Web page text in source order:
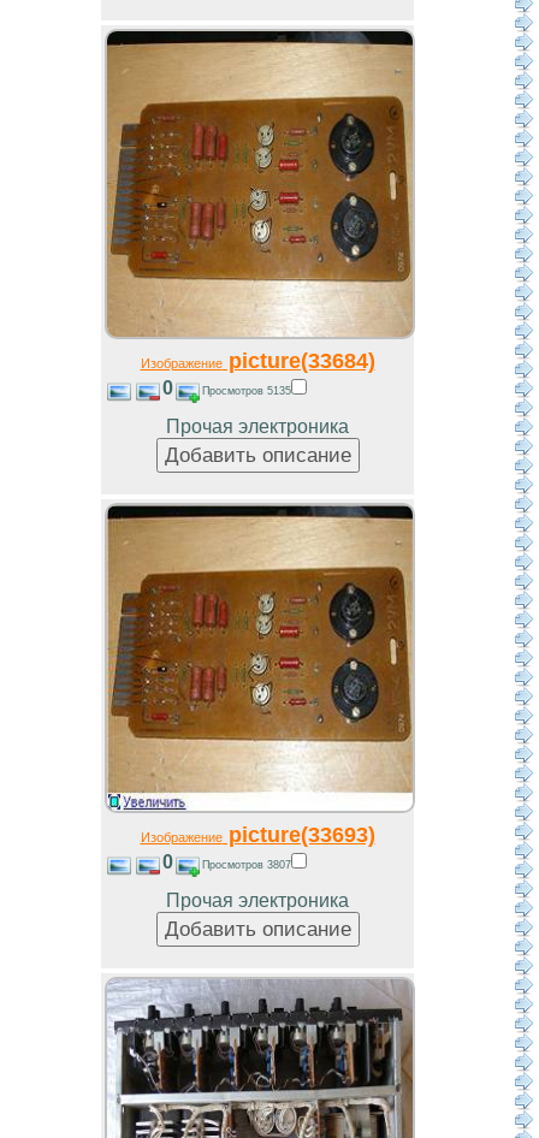
Изображениеpicture(33684)
0 Просмотров 5135
Прочая электроника
Изображениеpicture(33693)
0 Просмотров 3807
Прочая электроника